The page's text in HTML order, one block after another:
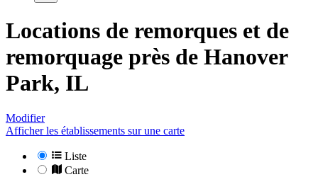
Locations de remorques et de
remorquage près de Hanover
Park, IL
Modifier
Afficher les établissements sur une carte
Liste
Carte